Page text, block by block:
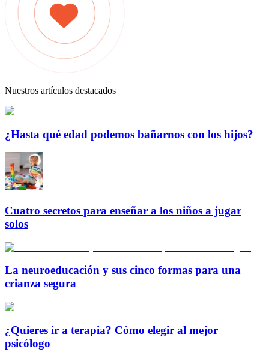
Nuestros artículos destacados
¿Hasta qué edad podemos bañarnos con los hijos?
Cuatro secretos para enseñar a los niños a jugar
solos
La neuroeducación y sus cinco formas para una
crianza segura
¿Quieres ir a terapia? Cómo elegir al mejor
psicólogo